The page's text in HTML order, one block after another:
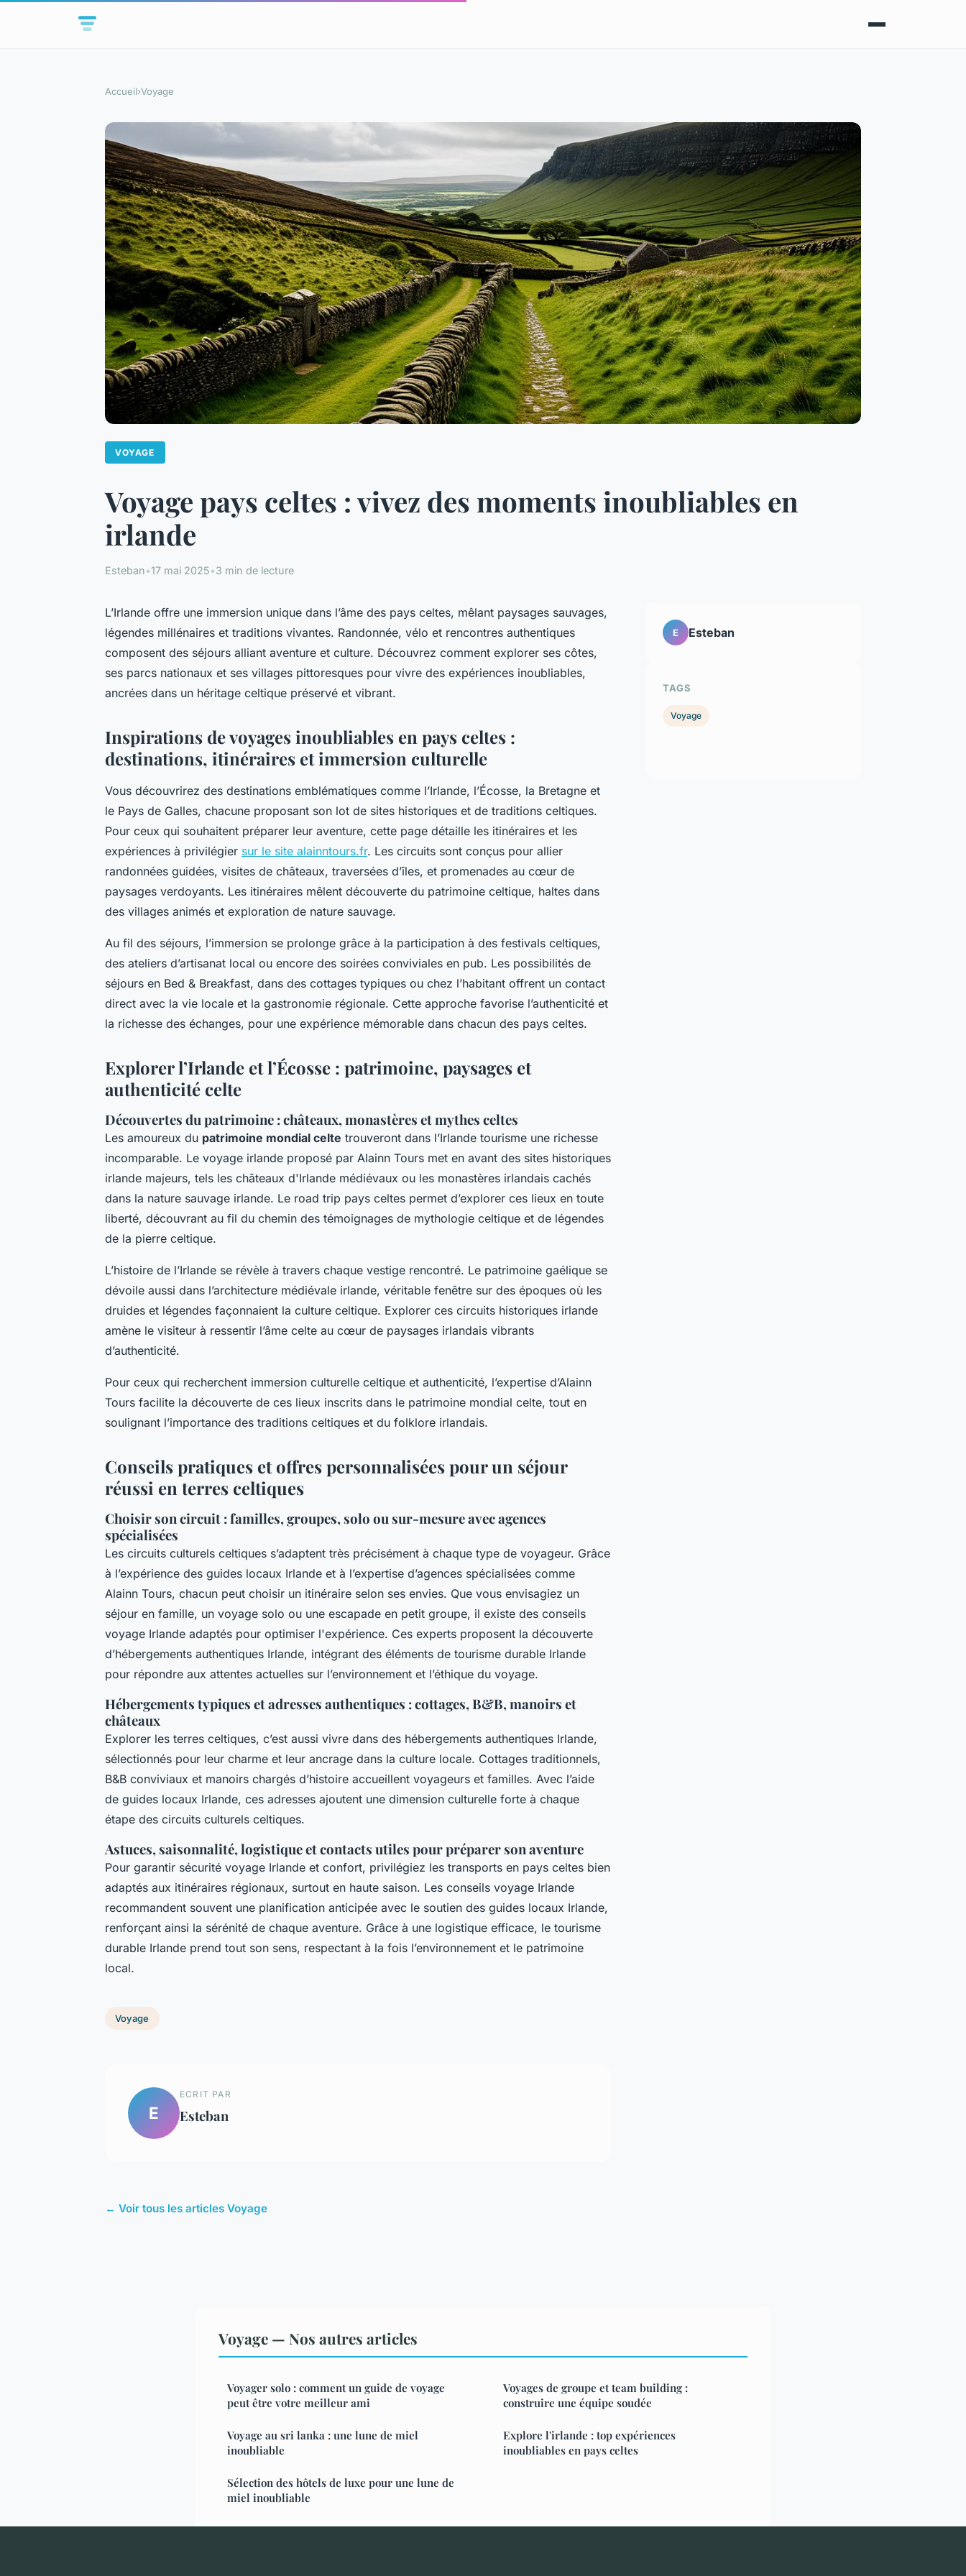
Accueil›Voyage
VOYAGE
Voyage pays celtes : vivez des moments inoubliables en
irlande
Esteban•17 mai 2025•3 min de lecture
L’Irlande offre une immersion unique dans l’âme des pays celtes, mêlant paysages sauvages,
légendes millénaires et traditions vivantes. Randonnée, vélo et rencontres authentiques
composent des séjours alliant aventure et culture. Découvrez comment explorer ses côtes,
ses parcs nationaux et ses villages pittoresques pour vivre des expériences inoubliables,
ancrées dans un héritage celtique préservé et vibrant.
Inspirations de voyages inoubliables en pays celtes :
destinations, itinéraires et immersion culturelle
Vous découvrirez des destinations emblématiques comme l’Irlande, l’Écosse, la Bretagne et
le Pays de Galles, chacune proposant son lot de sites historiques et de traditions celtiques.
Pour ceux qui souhaitent préparer leur aventure, cette page détaille les itinéraires et les
expériences à privilégier sur le site alainntours.fr. Les circuits sont conçus pour allier
randonnées guidées, visites de châteaux, traversées d’îles, et promenades au cœur de
paysages verdoyants. Les itinéraires mêlent découverte du patrimoine celtique, haltes dans
des villages animés et exploration de nature sauvage.
Au fil des séjours, l’immersion se prolonge grâce à la participation à des festivals celtiques,
des ateliers d’artisanat local ou encore des soirées conviviales en pub. Les possibilités de
séjours en Bed & Breakfast, dans des cottages typiques ou chez l’habitant offrent un contact
direct avec la vie locale et la gastronomie régionale. Cette approche favorise l’authenticité et
la richesse des échanges, pour une expérience mémorable dans chacun des pays celtes.
Explorer l’Irlande et l’Écosse : patrimoine, paysages et
authenticité celte
Découvertes du patrimoine : châteaux, monastères et mythes celtes
Les amoureux du patrimoine mondial celte trouveront dans l’Irlande tourisme une richesse
incomparable. Le voyage irlande proposé par Alainn Tours met en avant des sites historiques
irlande majeurs, tels les châteaux d'Irlande médiévaux ou les monastères irlandais cachés
dans la nature sauvage irlande. Le road trip pays celtes permet d’explorer ces lieux en toute
liberté, découvrant au fil du chemin des témoignages de mythologie celtique et de légendes
de la pierre celtique.
L’histoire de l’Irlande se révèle à travers chaque vestige rencontré. Le patrimoine gaélique se
dévoile aussi dans l’architecture médiévale irlande, véritable fenêtre sur des époques où les
druides et légendes façonnaient la culture celtique. Explorer ces circuits historiques irlande
amène le visiteur à ressentir l’âme celte au cœur de paysages irlandais vibrants
d’authenticité.
Pour ceux qui recherchent immersion culturelle celtique et authenticité, l’expertise d’Alainn
Tours facilite la découverte de ces lieux inscrits dans le patrimoine mondial celte, tout en
soulignant l’importance des traditions celtiques et du folklore irlandais.
Conseils pratiques et offres personnalisées pour un séjour
réussi en terres celtiques
Choisir son circuit : familles, groupes, solo ou sur-mesure avec agences
spécialisées
Les circuits culturels celtiques s’adaptent très précisément à chaque type de voyageur. Grâce
à l’expérience des guides locaux Irlande et à l’expertise d’agences spécialisées comme
Alainn Tours, chacun peut choisir un itinéraire selon ses envies. Que vous envisagiez un
séjour en famille, un voyage solo ou une escapade en petit groupe, il existe des conseils
voyage Irlande adaptés pour optimiser l'expérience. Ces experts proposent la découverte
d’hébergements authentiques Irlande, intégrant des éléments de tourisme durable Irlande
pour répondre aux attentes actuelles sur l’environnement et l’éthique du voyage.
Hébergements typiques et adresses authentiques : cottages, B&B, manoirs et
châteaux
Explorer les terres celtiques, c’est aussi vivre dans des hébergements authentiques Irlande,
sélectionnés pour leur charme et leur ancrage dans la culture locale. Cottages traditionnels,
B&B conviviaux et manoirs chargés d’histoire accueillent voyageurs et familles. Avec l’aide
de guides locaux Irlande, ces adresses ajoutent une dimension culturelle forte à chaque
étape des circuits culturels celtiques.
Astuces, saisonnalité, logistique et contacts utiles pour préparer son aventure
Pour garantir sécurité voyage Irlande et confort, privilégiez les transports en pays celtes bien
adaptés aux itinéraires régionaux, surtout en haute saison. Les conseils voyage Irlande
recommandent souvent une planification anticipée avec le soutien des guides locaux Irlande,
renforçant ainsi la sérénité de chaque aventure. Grâce à une logistique efficace, le tourisme
durable Irlande prend tout son sens, respectant à la fois l’environnement et le patrimoine
local.
Voyage
E
ECRIT PAR
Esteban
← Voir tous les articles Voyage
E Esteban
TAGS
Voyage
Voyage — Nos autres articles
Voyager solo : comment un guide de voyage
peut être votre meilleur ami
Voyage au sri lanka : une lune de miel
inoubliable
Sélection des hôtels de luxe pour une lune de
miel inoubliable
Voyages de groupe et team building :
construire une équipe soudée
Explore l'irlande : top expériences
inoubliables en pays celtes